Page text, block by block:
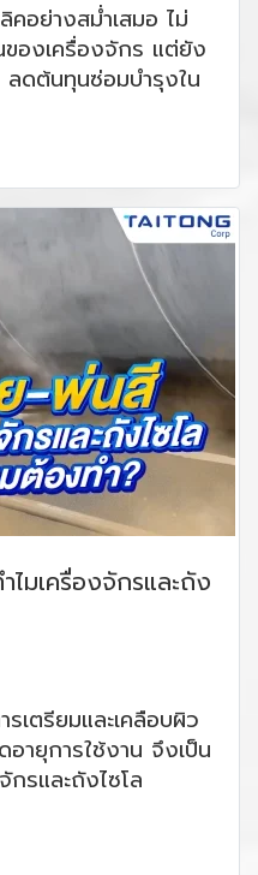
คอย่างสม่ำเสมอ ไม่
องเครื่องจักร แต่ยัง
ลดต้นทุนซ่อมบำรุงใน
มเครื่องจักรและถัง
เตรียมและเคลือบผิว
ายุการใช้งาน จึงเป็น
รและถังไซโล